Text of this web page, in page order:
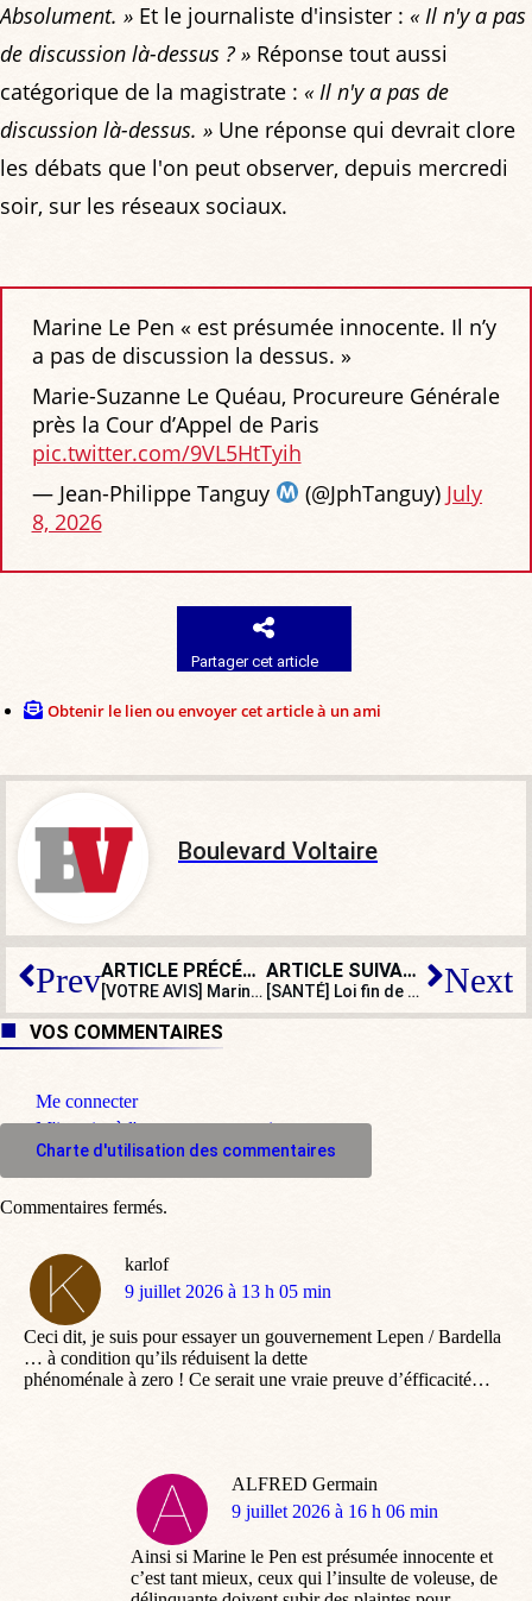
Absolument. » Et le journaliste d'insister : « Il n'y a pas
de discussion là-dessus ? » Réponse tout aussi
catégorique de la magistrate : « Il n'y a pas de
discussion là-dessus. » Une réponse qui devrait clore
les débats que l'on peut observer, depuis mercredi
soir, sur les réseaux sociaux.
Marine Le Pen « est présumée innocente. Il n’y
a pas de discussion la dessus. »
Marie-Suzanne Le Quéau, Procureure Générale
près la Cour d’Appel de Paris
pic.twitter.com/9VL5HtTyih
— Jean-Philippe Tanguy
(@JphTanguy) July
8, 2026
Partager cet article
Obtenir le lien ou envoyer cet article à un ami
Boulevard Voltaire
Prev ARTICLE PRÉCÉDENT
[VOTRE AVIS] Marine Le Pen a-t-elle raison de se présenter à la présidentielle ?
ARTICLE SUIVANT
[SANTÉ] Loi fin de vie : et maintenant la « démocratie sanitaire » Next
VOS COMMENTAIRES
Me connecter
M'inscrire à l'espace commentaire
Charte d'utilisation des commentaires
karlof
dit
9 juillet 2026 à 13 h 05 min
Ceci dit, je suis pour essayer un gouvernement Lepen / Bardella
… à condition qu’ils réduisent la dette
phénoménale à zero ! Ce serait une vraie preuve d’éfficacité…
ALFRED Germain
dit
9 juillet 2026 à 16 h 06 min
Ainsi si Marine le Pen est présumée innocente et
c’est tant mieux, ceux qui l’insulte de voleuse, de
Commentaires fermés.